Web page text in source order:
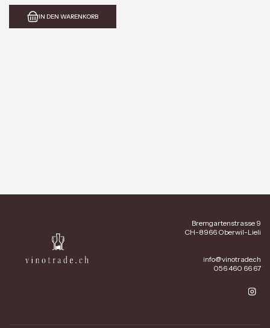
IN DEN WARENKORB
Bremgartenstrasse 9
CH-8966 Oberwil-Lieli
info@vinotrade.ch
056 460 66 67